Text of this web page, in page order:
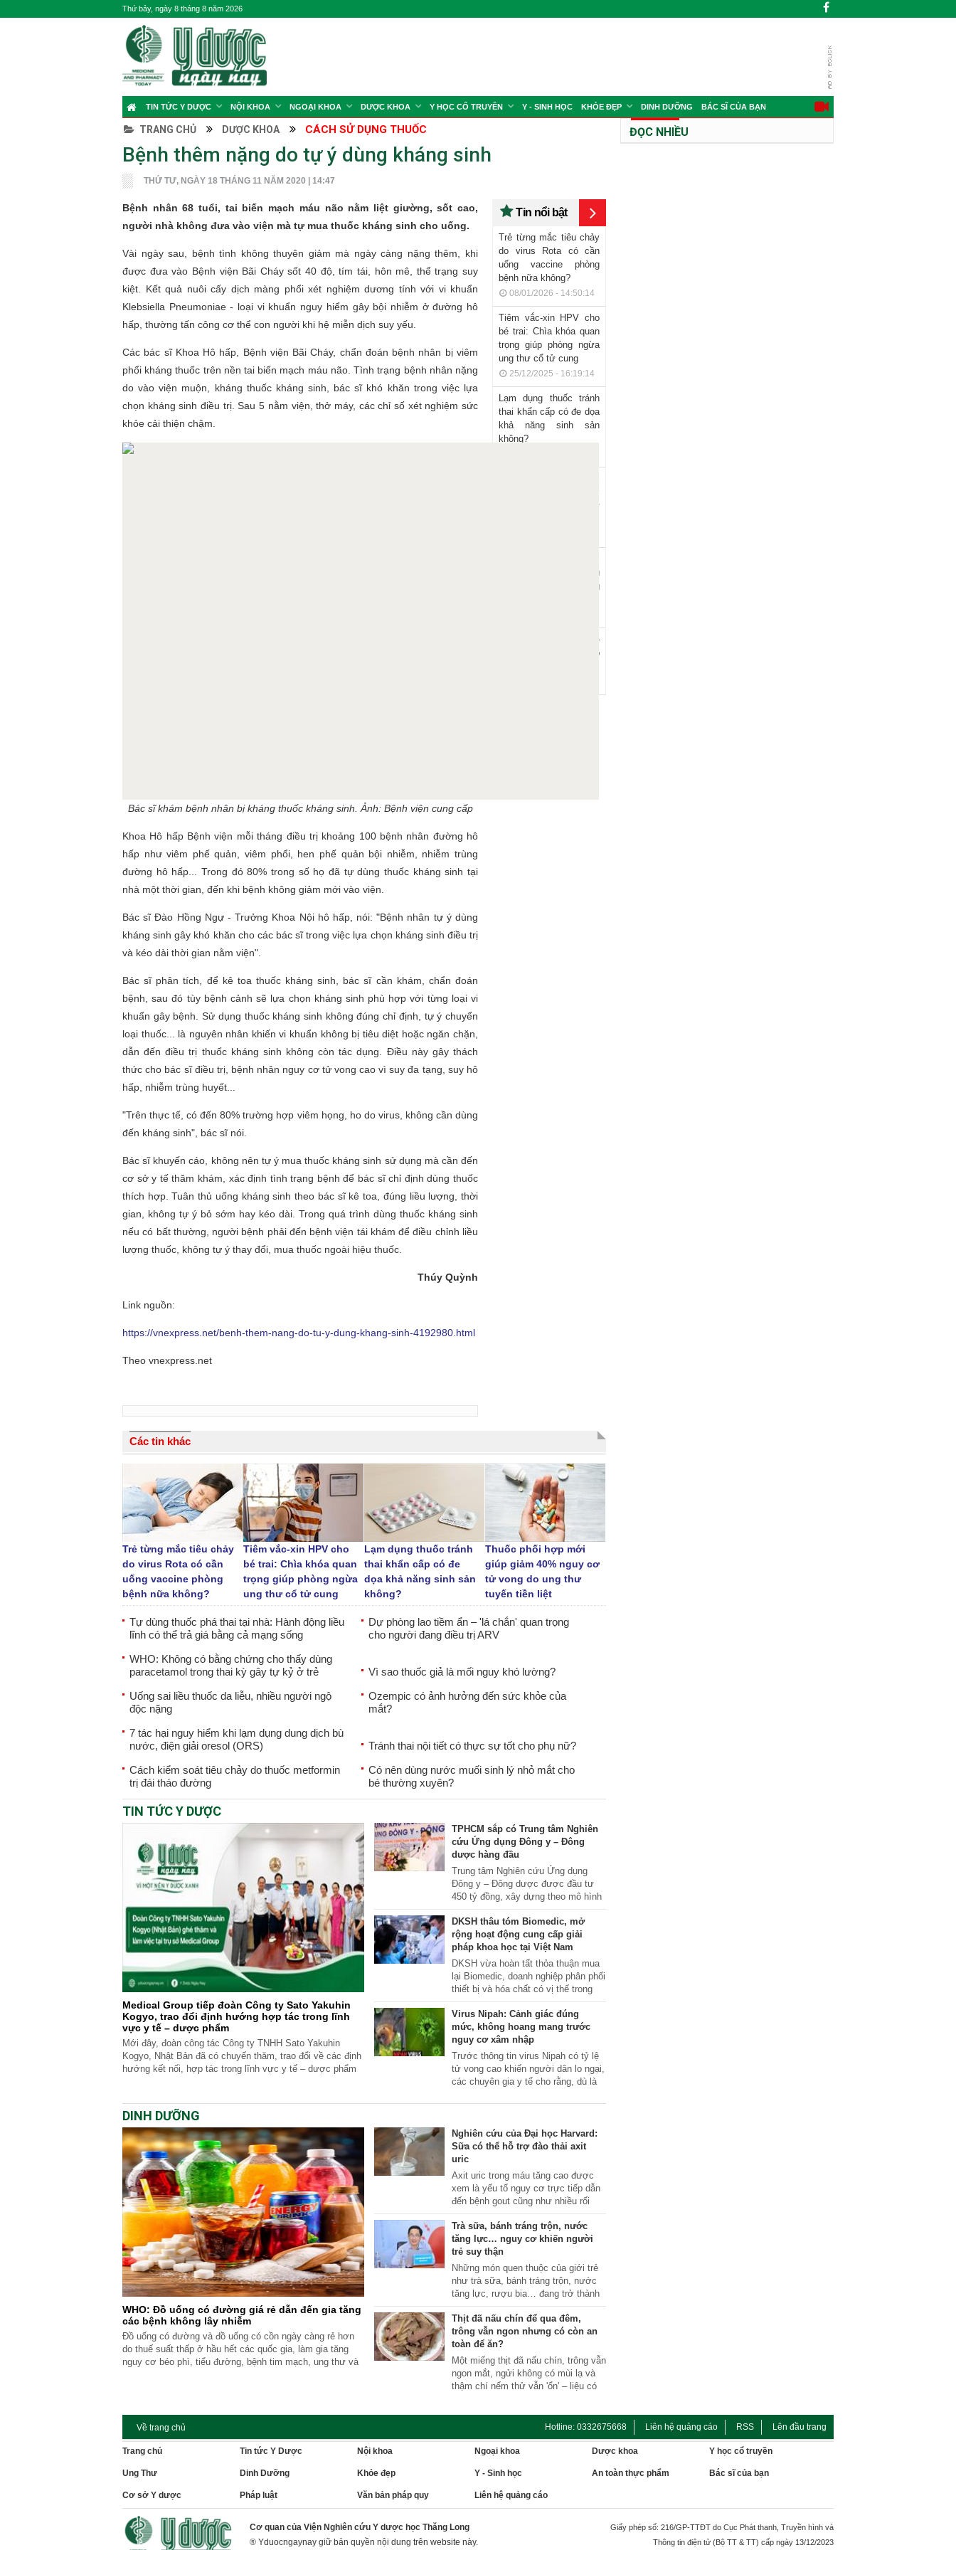
Thứ bảy, ngày 8 tháng 8 năm 2026
TIN TỨC Y DƯỢC NỘI KHOA NGOẠI KHOA DƯỢC KHOA Y HỌC CỔ TRUYỀN Y - SINH HỌC KHỎE ĐẸP DINH DƯỠNG BÁC SĨ CỦA BẠN
TRANG CHỦ DƯỢC KHOA CÁCH SỬ DỤNG THUỐC
Bệnh thêm nặng do tự ý dùng kháng sinh
THỨ TƯ, NGÀY 18 THÁNG 11 NĂM 2020 | 14:47
Bệnh nhân 68 tuổi, tai biến mạch máu não nằm liệt giường, sốt cao,
người nhà không đưa vào viện mà tự mua thuốc kháng sinh cho uống.
Vài ngày sau, bệnh tình không thuyên giảm mà ngày càng nặng thêm, khi
được đưa vào Bệnh viện Bãi Cháy sốt 40 độ, tím tái, hôn mê, thể trạng suy
kiệt. Kết quả nuôi cấy dịch màng phổi xét nghiệm dương tính với vi khuẩn
Klebsiella Pneumoniae - loại vi khuẩn nguy hiểm gây bội nhiễm ở đường hô
hấp, thường tấn công cơ thể con người khi hệ miễn dịch suy yếu.
Các bác sĩ Khoa Hô hấp, Bệnh viện Bãi Cháy, chẩn đoán bệnh nhân bị viêm
phổi kháng thuốc trên nền tai biến mạch máu não. Tình trạng bệnh nhân nặng
do vào viện muộn, kháng thuốc kháng sinh, bác sĩ khó khăn trong việc lựa
chọn kháng sinh điều trị. Sau 5 nằm viện, thở máy, các chỉ số xét nghiệm sức
khỏe cải thiện chậm.
Bác sĩ khám bệnh nhân bị kháng thuốc kháng sinh. Ảnh: Bệnh viện cung cấp
Khoa Hô hấp Bệnh viện mỗi tháng điều trị khoảng 100 bệnh nhân đường hô
hấp như viêm phế quản, viêm phổi, hen phế quản bội nhiễm, nhiễm trùng
đường hô hấp... Trong đó 80% trong số họ đã tự dùng thuốc kháng sinh tại
nhà một thời gian, đến khi bệnh không giảm mới vào viện.
Bác sĩ Đào Hồng Ngự - Trưởng Khoa Nội hô hấp, nói: "Bệnh nhân tự ý dùng
kháng sinh gây khó khăn cho các bác sĩ trong việc lựa chọn kháng sinh điều trị
và kéo dài thời gian nằm viện".
Bác sĩ phân tích, để kê toa thuốc kháng sinh, bác sĩ cần khám, chẩn đoán
bệnh, sau đó tùy bệnh cảnh sẽ lựa chọn kháng sinh phù hợp với từng loại vi
khuẩn gây bệnh. Sử dụng thuốc kháng sinh không đúng chỉ định, tự ý chuyển
loại thuốc... là nguyên nhân khiến vi khuẩn không bị tiêu diệt hoặc ngăn chặn,
dẫn đến điều trị thuốc kháng sinh không còn tác dụng. Điều này gây thách
thức cho bác sĩ điều trị, bệnh nhân nguy cơ tử vong cao vì suy đa tạng, suy hô
hấp, nhiễm trùng huyết...
"Trên thực tế, có đến 80% trường hợp viêm họng, ho do virus, không cần dùng
đến kháng sinh", bác sĩ nói.
Bác sĩ khuyến cáo, không nên tự ý mua thuốc kháng sinh sử dụng mà cần đến
cơ sở y tế thăm khám, xác định tình trạng bệnh để bác sĩ chỉ định dùng thuốc
thích hợp. Tuân thủ uống kháng sinh theo bác sĩ kê toa, đúng liều lượng, thời
gian, không tự ý bỏ sớm hay kéo dài. Trong quá trình dùng thuốc kháng sinh
nếu có bất thường, người bệnh phải đến bệnh viện tái khám để điều chỉnh liều
lượng thuốc, không tự ý thay đổi, mua thuốc ngoài hiệu thuốc.
Thúy Quỳnh
Link nguồn:
https://vnexpress.net/benh-them-nang-do-tu-y-dung-khang-sinh-4192980.html
Theo vnexpress.net
Tin nổi bật
Trẻ từng mắc tiêu chảy
do virus Rota có cần
uống vaccine phòng
bệnh nữa không?
08/01/2026 - 14:50:14
Tiêm vắc-xin HPV cho
bé trai: Chìa khóa quan
trọng giúp phòng ngừa
ung thư cổ tử cung
25/12/2025 - 16:19:14
Lạm dụng thuốc tránh
thai khẩn cấp có đe dọa
khả năng sinh sản
không?
giúp giảm 40% nguy cơ
tử vong do ung thư
tại nhà: Hành động liều
lĩnh có thể trả giá bằng
Dự phòng lao tiềm ẩn –
'lá chắn' quan trọng cho
Các tin khác
Trẻ từng mắc tiêu chảy
do virus Rota có cần
uống vaccine phòng
bệnh nữa không?
Tiêm vắc-xin HPV cho
bé trai: Chìa khóa quan
trọng giúp phòng ngừa
ung thư cổ tử cung
Lạm dụng thuốc tránh
thai khẩn cấp có đe
dọa khả năng sinh sản
không?
Thuốc phối hợp mới
giúp giảm 40% nguy cơ
tử vong do ung thư
tuyến tiền liệt
Tự dùng thuốc phá thai tại nhà: Hành động liều
lĩnh có thể trả giá bằng cả mạng sống
Dự phòng lao tiềm ẩn – 'lá chắn' quan trọng
cho người đang điều trị ARV
WHO: Không có bằng chứng cho thấy dùng
paracetamol trong thai kỳ gây tự kỷ ở trẻ
Vì sao thuốc giả là mối nguy khó lường?
Uống sai liều thuốc da liễu, nhiều người ngộ
độc nặng
Ozempic có ảnh hưởng đến sức khỏe của
mắt?
7 tác hại nguy hiểm khi lạm dụng dung dịch bù
nước, điện giải oresol (ORS)
Tránh thai nội tiết có thực sự tốt cho phụ nữ?
Cách kiểm soát tiêu chảy do thuốc metformin
trị đái tháo đường
Có nên dùng nước muối sinh lý nhỏ mắt cho
bé thường xuyên?
TIN TỨC Y DƯỢC
Medical Group tiếp đoàn Công ty Sato Yakuhin
Kogyo, trao đổi định hướng hợp tác trong lĩnh
vực y tế – dược phẩm
Mới đây, đoàn công tác Công ty TNHH Sato Yakuhin
Kogyo, Nhật Bản đã có chuyến thăm, trao đổi về các định
hướng kết nối, hợp tác trong lĩnh vực y tế – dược phẩm
TPHCM sắp có Trung tâm Nghiên
cứu Ứng dụng Đông y – Đông
dược hàng đầu
Trung tâm Nghiên cứu Ứng dụng
Đông y – Đông dược được đầu tư
450 tỷ đồng, xây dựng theo mô hình
hiện đại, tích hợp nghiên cứu, sản
xuất thuốc, khám chữa bệnh và đào
tạo, hướng tới vai trò trung tâm
Đông y, Đông dược hiện đại hàng
đầu khu vực phía Nam.
DKSH thâu tóm Biomedic, mở
rộng hoạt động cung cấp giải
pháp khoa học tại Việt Nam
DKSH vừa hoàn tất thỏa thuận mua
lại Biomedic, doanh nghiệp phân phối
thiết bị và hóa chất có vị thế trong
lĩnh vực công nghệ sinh học và chẩn
đoán tại Việt Nam. Thương vụ này
tiếp tục củng cố mảng giải pháp khoa
học của DKSH, đồng thời phù hợp
với chiến lược tăng cường hiện diện
của tập đoàn tại khu vực châu Á
cũng như trên phạm vi toàn cầu.
Virus Nipah: Cảnh giác đúng
mức, không hoang mang trước
nguy cơ xâm nhập
Trước thông tin virus Nipah có tỷ lệ
tử vong cao khiến người dân lo ngại,
các chuyên gia y tế cho rằng, dù là
Nipah không dễ lây lan diện rộng,
triệu chứng và biện pháp phòng ngừa
để chủ động bảo vệ sức khỏe.
DINH DƯỠNG
WHO: Đồ uống có đường giá rẻ dẫn đến gia tăng
các bệnh không lây nhiễm
Đồ uống có đường và đồ uống có cồn ngày càng rẻ hơn
do thuế suất thấp ở hầu hết các quốc gia, làm gia tăng
nguy cơ béo phì, tiểu đường, bệnh tim mạch, ung thư và
Nghiên cứu của Đại học Harvard:
Sữa có thể hỗ trợ đào thải axit
uric
Axit uric trong máu tăng cao được
xem là yếu tố nguy cơ trực tiếp dẫn
đến bệnh gout cũng như nhiều rối
loạn chuyển hóa khác. Bên cạnh
kiểm soát chế độ ăn, lựa chọn đồ
uống phù hợp đóng vai trò quan trọng
trong việc hỗ trợ cơ thể đào thải axit
uric hiệu quả.
Trà sữa, bánh tráng trộn, nước
tăng lực… nguy cơ khiến người
trẻ suy thận
Những món quen thuộc của giới trẻ
như trà sữa, bánh tráng trộn, nước
tăng lực, rượu bia… đang trở thành
'thủ phạm' âm thầm bào mòn thận,
đẩy nhiều người trẻ vào con đường
suy thận.
Thịt đã nấu chín để qua đêm,
trông vẫn ngon nhưng có còn an
toàn để ăn?
Một miếng thịt đã nấu chín, trông vẫn
ngon mắt, ngửi không có mùi lạ và
thậm chí nếm thử vẫn 'ổn' – liệu có
ĐỌC NHIỀU
Về trang chủ Hotline: 0332675668 Liên hệ quảng cáo RSS Lên đầu trang
Trang chủ Tin tức Y Dược Nội khoa Ngoại khoa Dược khoa Y học cổ truyền
Ung Thư Dinh Dưỡng Khỏe đẹp Y - Sinh học An toàn thực phẩm Bác sĩ của bạn
Cơ sở Y dược Pháp luật Văn bản pháp quy Liên hệ quảng cáo
Cơ quan của Viện Nghiên cứu Y dược học Thăng Long
® Yduocngaynay giữ bản quyền nội dung trên website này.
Giấy phép số: 216/GP-TTĐT do Cục Phát thanh, Truyền hình và
Thông tin điện tử (Bộ TT & TT) cấp ngày 13/12/2023